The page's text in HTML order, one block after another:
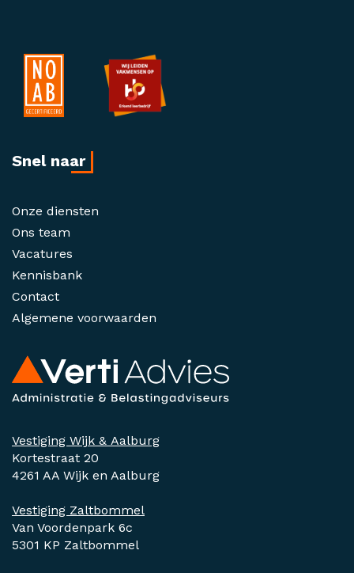
Vestiging Wijk & Aalburg
Kortestraat 20
4261 AA Wijk en Aalburg
Vestiging Zaltbommel
Van Voordenpark 6c
5301 KP Zaltbommel
Snel naar
Onze diensten
Ons team
Vacatures
Kennisbank
Contact
Algemene voorwaarden